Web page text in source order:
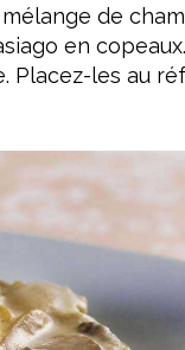
de
en
Placez-les au